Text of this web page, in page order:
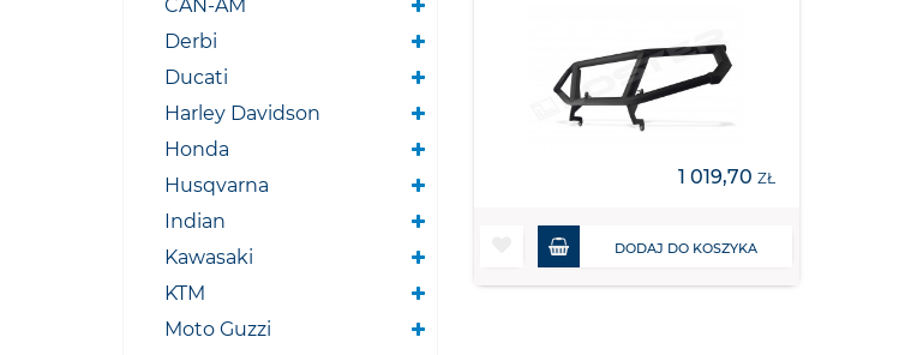
CAN-AM
Derbi
Ducati
Harley Davidson
Honda
Husqvarna
Indian
Kawasaki
KTM
Moto Guzzi
1 019,70 ZŁ
DODAJ DO KOSZYKA